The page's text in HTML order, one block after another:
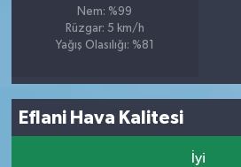
Nem: %99
Rüzgar: 5 km/h
Yağış Olasılığı: %81
Eflani Hava Kalitesi
İyi